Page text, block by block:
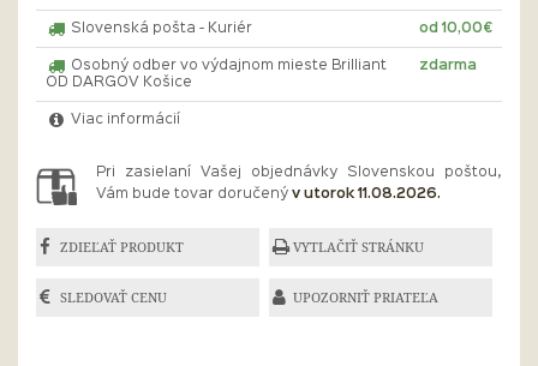
Slovenská pošta - Kuriér od 10,00€
Osobný odber vo výdajnom mieste Brilliant
OD DARGOV Košice
zdarma
Viac informácií
Pri zasielaní Vašej objednávky Slovenskou poštou,
Vám bude tovar doručený v utorok 11.08.2026.
ZDIEĽAŤ PRODUKT VYTLAČIŤ STRÁNKU
SLEDOVAŤ CENU UPOZORNIŤ PRIATEĽA